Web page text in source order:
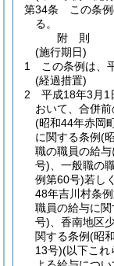
第34条
この条
る。
附 則
(施行期日)
1
この条例は、
(経過措置)
2
平成18年3月1
おいて、合併
(昭和44年赤岡
に関する条例(
職の職員の給与
号) 、一般職の
例第60号)若し
48年吉川村条
職員の給与に関
号) 、香南地区
関する条例(昭
13号)(以下これ